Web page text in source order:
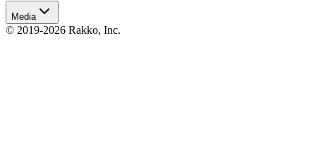
Media
© 2019-2026 Rakko, Inc.